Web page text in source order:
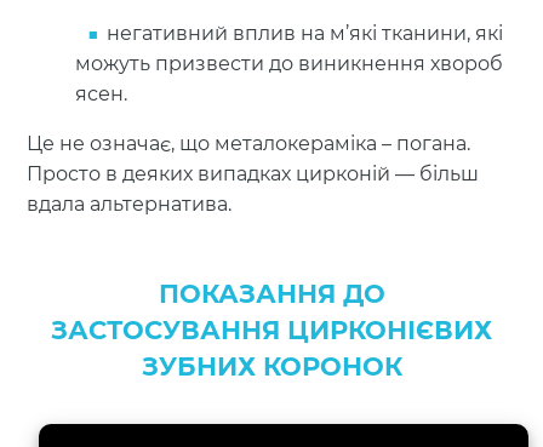
негативний вплив на м’які тканини, які
можуть призвести до виникнення хвороб
ясен.
Це не означає, що металокераміка – погана.
Просто в деяких випадках цирконій — більш
вдала альтернатива.
ПОКАЗАННЯ ДО
ЗАСТОСУВАННЯ ЦИРКОНІЄВИХ
ЗУБНИХ КОРОНОК